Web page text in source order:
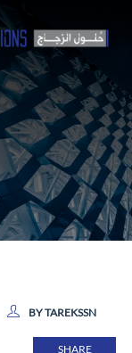
BY TAREKSSN
SHARE